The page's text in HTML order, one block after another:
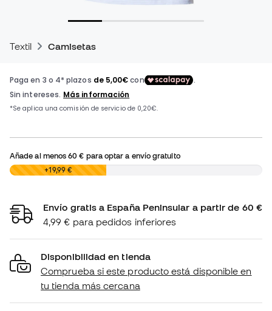
Textil Camisetas
Añade al menos60 € para optar a envío gratuito
0,00 € +19,99 €
Envío gratis a España Peninsular a partir de 60 €
4,99 € para pedidos inferiores
Disponibilidad en tienda
Comprueba si este producto está disponible en
tu tienda más cercana